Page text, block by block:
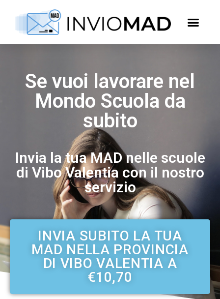
Se vuoi lavorare nel
Mondo Scuola da
subito
Invia la tua MAD nelle scuole
di Vibo Valentia con il nostro
servizio
INVIA SUBITO LA TUA
MAD NELLA PROVINCIA
DI VIBO VALENTIA A
€10,70